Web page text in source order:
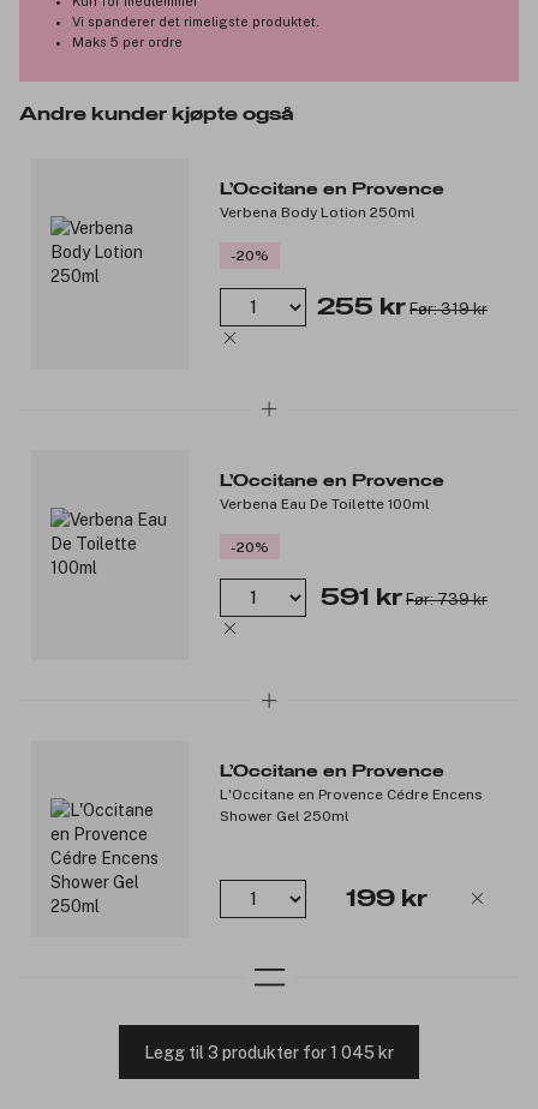
Vi spanderer det rimeligste produktet.
Maks 5 per ordre
Andre kunder kjøpte også
L’Occitane en Provence
Verbena Body Lotion 250ml
-20%
255 kr Før: 319 kr
L’Occitane en Provence
Verbena Eau De Toilette 100ml
-20%
591 kr Før: 739 kr
L’Occitane en Provence
L'Occitane en Provence Cédre Encens
Shower Gel 250ml
199 kr
Legg til 3 produkter for 1 045 kr